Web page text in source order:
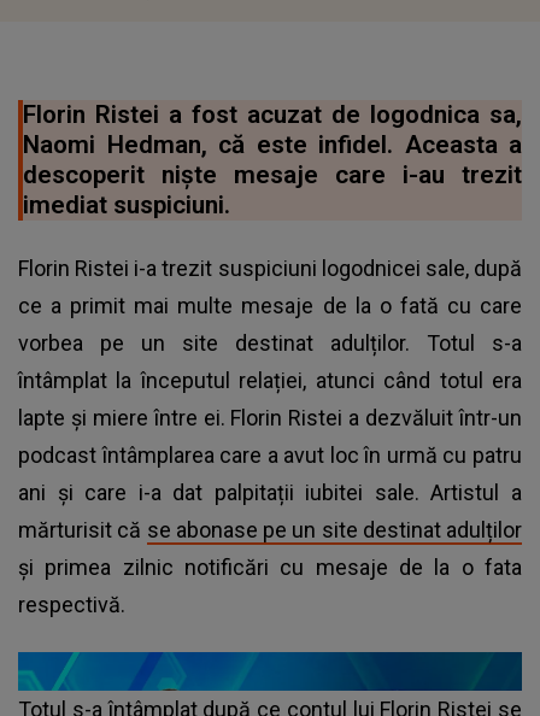
Florin Ristei a fost acuzat de logodnica sa,
Naomi Hedman, că este infidel. Aceasta a
descoperit niște mesaje care i-au trezit
imediat suspiciuni.
Florin Ristei i-a trezit suspiciuni logodnicei sale, după
ce a primit mai multe mesaje de la o fată cu care
vorbea pe un site destinat adulților. Totul s-a
întâmplat la începutul relației, atunci când totul era
lapte și miere între ei. Florin Ristei a dezvăluit într-un
podcast întâmplarea care a avut loc în urmă cu patru
ani și care i-a dat palpitații iubitei sale. Artistul a
mărturisit că se abonase pe un site destinat adulților
și primea zilnic notificări cu mesaje de la o fata
respectivă.
Totul s-a întâmplat după ce contul lui Florin Ristei se